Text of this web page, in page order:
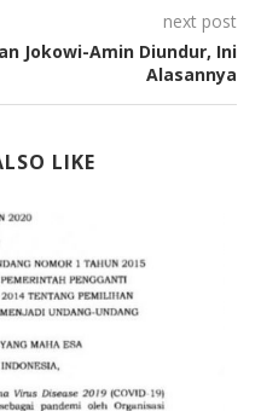
next post
Jokowi-Amin Diundur, Ini
Alasannya
LIKE